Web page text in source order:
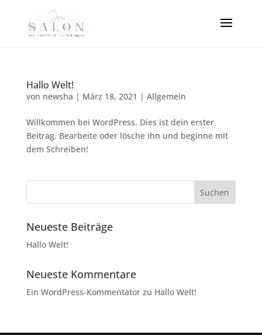
Hallo Welt!
von newsha | März 18, 2021 | Allgemein
Willkommen bei WordPress. Dies ist dein erster
Beitrag. Bearbeite oder lösche ihn und beginne mit
dem Schreiben!
Neueste Beiträge
Hallo Welt!
Neueste Kommentare
Ein WordPress-Kommentatorzu Hallo Welt!